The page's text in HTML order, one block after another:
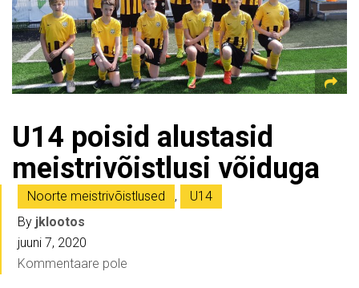
U14 poisid alustasid
meistrivõistlusi võiduga
Noorte meistrivõistlused ,
U14
By jklootos
juuni 7, 2020
Kommentaare pole